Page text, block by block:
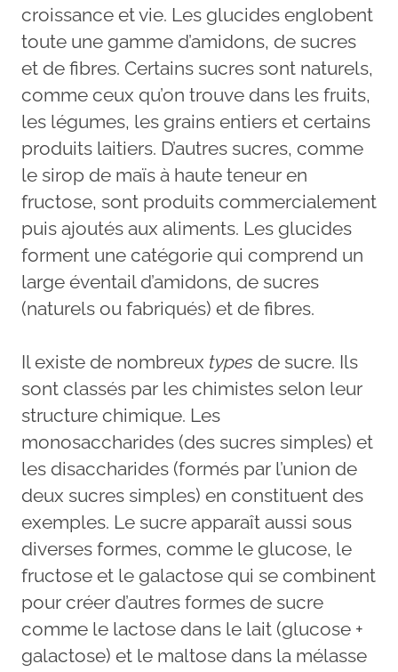
croissance et vie. Les glucides englobent
toute une gamme d’amidons, de sucres
et de fibres. Certains sucres sont naturels,
comme ceux qu’on trouve dans les fruits,
les légumes, les grains entiers et certains
produits laitiers. D’autres sucres, comme
le sirop de maïs à haute teneur en
fructose, sont produits commercialement
puis ajoutés aux aliments. Les glucides
forment une catégorie qui comprend un
large éventail d’amidons, de sucres
(naturels ou fabriqués) et de fibres.
Il existe de nombreux types de sucre. Ils
sont classés par les chimistes selon leur
structure chimique. Les
monosaccharides (des sucres simples) et
les disaccharides (formés par l’union de
deux sucres simples) en constituent des
exemples. Le sucre apparaît aussi sous
diverses formes, comme le glucose, le
fructose et le galactose qui se combinent
pour créer d’autres formes de sucre
comme le lactose dans le lait (glucose +
galactose) et le maltose dans la mélasse